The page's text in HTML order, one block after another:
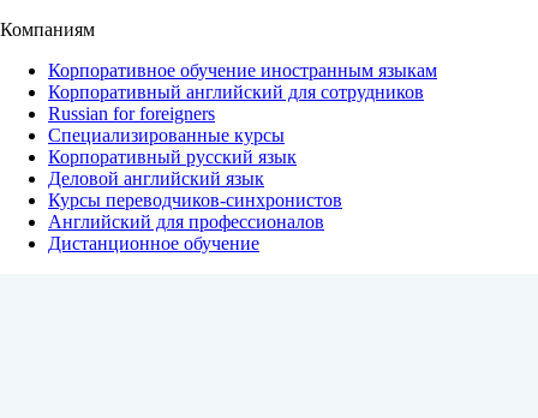
Компаниям
Корпоративное обучение иностранным языкам
Корпоративный английский для сотрудников
Russian for foreigners
Специализированные курсы
Корпоративный русский язык
Деловой английский язык
Курсы переводчиков-синхронистов
Английский для профессионалов
Дистанционное обучение